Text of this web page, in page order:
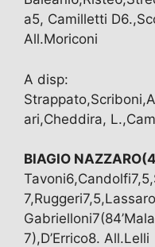
a5, Camilletti
All.Moriconi
A disp:
ari,Cheddira,
BIAGIO
7),D’Errico8. All.Lelli